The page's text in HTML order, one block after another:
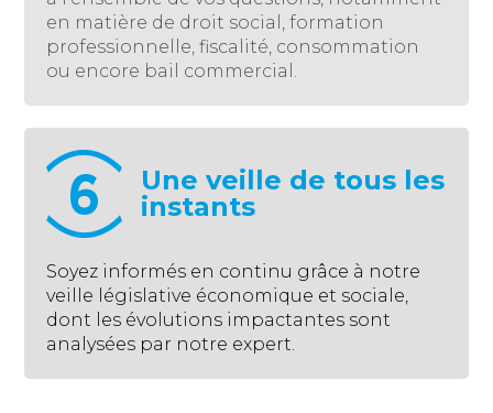
en matière de droit social, formation
professionnelle, fiscalité, consommation
ou encore bail commercial.
Une veille de tous les
instants
Soyez informés en continu grâce à notre
veille législative économique et sociale,
dont les évolutions impactantes sont
analysées par notre expert.